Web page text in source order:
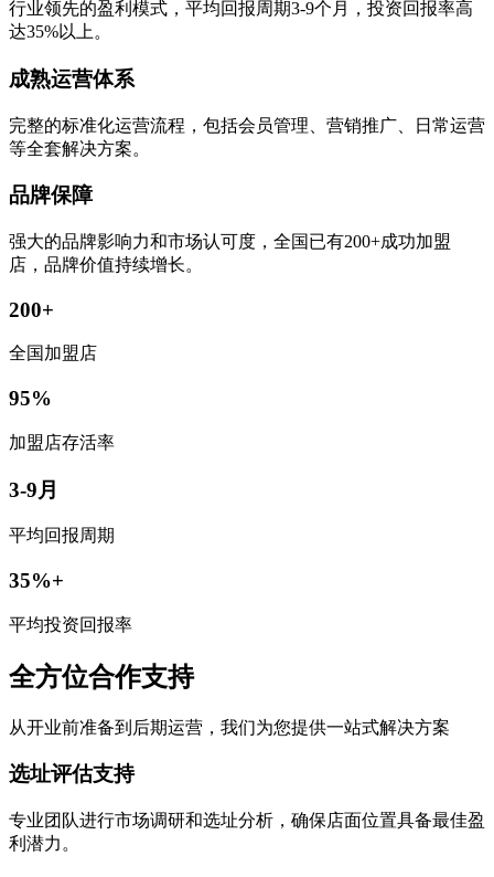
行业领先的盈利模式，平均回报周期3-9个月，投资回报率高
达35%以上。
成熟运营体系
完整的标准化运营流程，包括会员管理、营销推广、日常运营
等全套解决方案。
品牌保障
强大的品牌影响力和市场认可度，全国已有200+成功加盟
店，品牌价值持续增长。
200+
全国加盟店
95%
加盟店存活率
3-9月
平均回报周期
35%+
平均投资回报率
全方位合作支持
从开业前准备到后期运营，我们为您提供一站式解决方案
选址评估支持
专业团队进行市场调研和选址分析，确保店面位置具备最佳盈
利潜力。